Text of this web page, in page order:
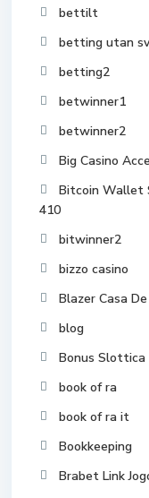
bettilt
betting utan
betting2
betwinner1
betwinner2
Big Casino
Bitcoin Wallet
410
bitwinner2
bizzo casino
Blazer Casa
blog
Bonus Slottica
book of ra
book of ra it
Bookkeeping
Brabet Link